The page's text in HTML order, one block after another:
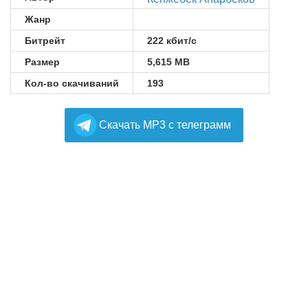
Жанр
Битрейт
222 кбит/с
Размер
5,615 MB
Кол-во скачиваний
193
Cкачать MP3 с телеграмм